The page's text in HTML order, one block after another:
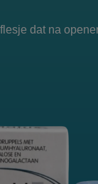
dat na